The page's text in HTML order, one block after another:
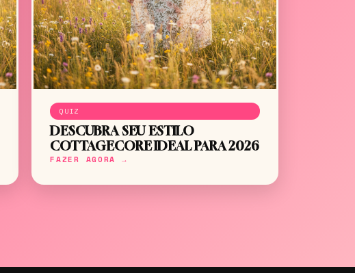
QUIZ
DESCUBRA SEU ESTILO
COTTAGECORE IDEAL PARA 2026
FAZER AGORA →